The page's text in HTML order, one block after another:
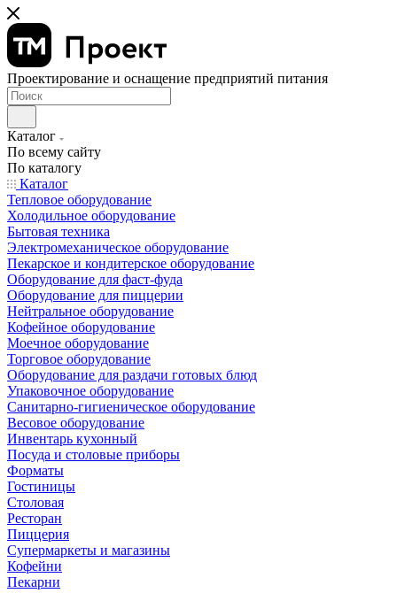
Проектирование и оснащение предприятий питания
Каталог
По всему сайту
По каталогу
Каталог
Тепловое оборудование
Холодильное оборудование
Бытовая техника
Электромеханическое оборудование
Пекарское и кондитерское оборудование
Оборудование для фаст-фуда
Оборудование для пиццерии
Нейтральное оборудование
Кофейное оборудование
Моечное оборудование
Торговое оборудование
Оборудование для раздачи готовых блюд
Упаковочное оборудование
Санитарно-гигиеническое оборудование
Весовое оборудование
Инвентарь кухонный
Посуда и столовые приборы
Форматы
Гостиницы
Столовая
Ресторан
Пиццерия
Супермаркеты и магазины
Кофейни
Пекарни